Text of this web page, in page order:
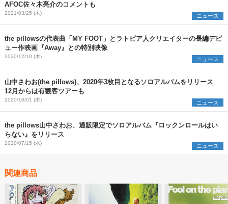
AFOC佐々木亮介のコメントも
2021/03/25 (木) ニュース
the pillowsの代表曲「MY FOOT」とラトビア人クリエイターの長編デビ
ュー作映画『Away』との特別映像
2020/12/10 (木) ニュース
山中さわお(the pillows)、2020年3枚目となるソロアルバムをリリース
12月からは有観客ツアーも
2020/10/01 (木) ニュース
the pillows山中さわお、通販限定でソロアルバム『ロックンロールはい
らない』をリリース
2020/07/15 (水) ニュース
関連商品